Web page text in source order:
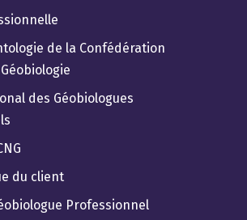
de la Confédération
des Géobiologues
du client
Professionnel